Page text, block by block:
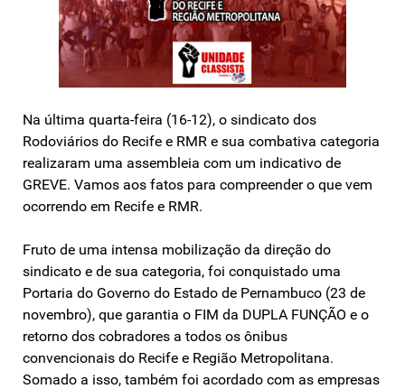
Na última quarta-feira (16-12), o sindicato dos
Rodoviários do Recife e RMR e sua combativa categoria
realizaram uma assembleia com um indicativo de
GREVE. Vamos aos fatos para compreender o que vem
ocorrendo em Recife e RMR.
Fruto de uma intensa mobilização da direção do
sindicato e de sua categoria, foi conquistado uma
Portaria do Governo do Estado de Pernambuco (23 de
novembro), que garantia o FIM da DUPLA FUNÇÃO e o
retorno dos cobradores a todos os ônibus
convencionais do Recife e Região Metropolitana.
Somado a isso, também foi acordado com as empresas